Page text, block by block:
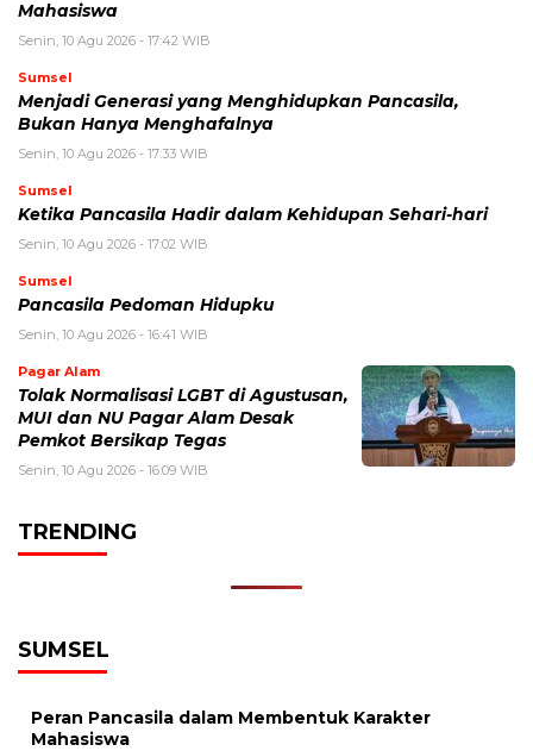
Mahasiswa
Senin, 10 Agu 2026 - 17:42 WIB
Sumsel
Menjadi Generasi yang Menghidupkan Pancasila,
Bukan Hanya Menghafalnya
Senin, 10 Agu 2026 - 17:33 WIB
Sumsel
Ketika Pancasila Hadir dalam Kehidupan Sehari-hari
Senin, 10 Agu 2026 - 17:02 WIB
Sumsel
Pancasila Pedoman Hidupku
Senin, 10 Agu 2026 - 16:41 WIB
Pagar Alam
Tolak Normalisasi LGBT di Agustusan,
MUI dan NU Pagar Alam Desak
Pemkot Bersikap Tegas
Senin, 10 Agu 2026 - 16:09 WIB
TRENDING
SUMSEL
Peran Pancasila dalam Membentuk Karakter
Mahasiswa